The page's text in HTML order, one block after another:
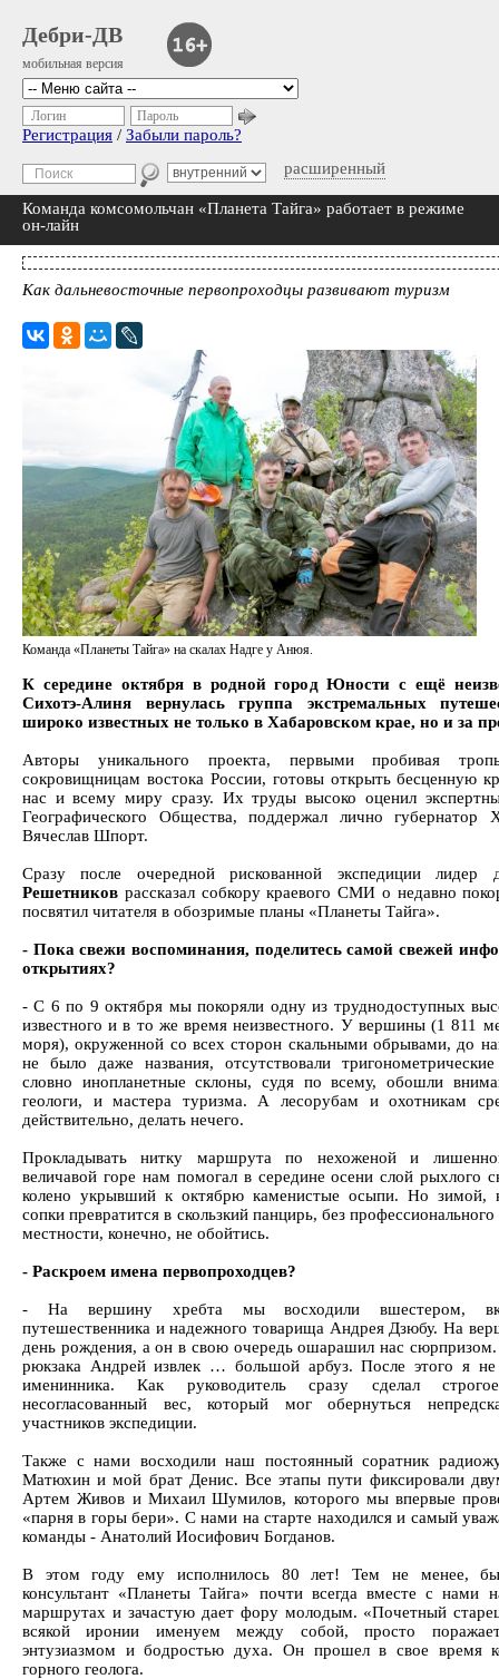
Дебри-ДВ
мобильная версия
расширенный
Логин Пароль
Регистрация / Забыли пароль?
Команда комсомольчан «Планета Тайга» работает в режиме
он-лайн
Как дальневосточные первопроходцы развивают туризм
Команда «Планеты Тайга» на скалах Надге у Анюя.
К середине октября в родной город Юности с ещё
Сихотэ-Алиня вернулась группа экстремальных
широко известных не только в Хабаровском крае, но и за
Авторы уникального проекта, первыми пробивая
сокровищницам востока России, готовы открыть бесценную
нас и всему миру сразу. Их труды высоко оценил
Географического Общества, поддержал лично губернатор
Вячеслав Шпорт.
Сразу после очередной рискованной экспедиции лидер
Решетников рассказал собкору краевого СМИ о недавно
посвятил читателя в обозримые планы «Планеты Тайга».
- Пока свежи воспоминания, поделитесь самой свежей
открытиях?
- С 6 по 9 октября мы покоряли одну из труднодоступных
известного и в то же время неизвестного. У вершины (1 811
моря), окруженной со всех сторон скальными обрывами, до
не было даже названия, отсутствовали
словно инопланетные склоны, судя по всему, обошли
геологи, и мастера туризма. А лесорубам и охотникам
действительно, делать нечего.
Прокладывать нитку маршрута по нехоженой и лишенной
величавой горе нам помогал в середине осени слой рыхлого
колено укрывший к октябрю каменистые осыпи. Но зимой,
сопки превратится в скользкий панцирь, без
местности, конечно, не обойтись.
- Раскроем имена первопроходцев?
- На вершину хребта мы восходили вшестером,
путешественника и надежного товарища Андрея Дзюбу. На
день рождения, а он в свою очередь ошарашил нас сюрпризом.
рюкзака Андрей извлек … большой арбуз. После этого я не
именинника. Как руководитель сразу сделал
несогласованный вес, который мог обернуться
участников экспедиции.
Также с нами восходили наш постоянный соратник
Матюхин и мой брат Денис. Все этапы пути фиксировали
Артем Живов и Михаил Шумилов, которого мы впервые
«парня в горы бери». С нами на старте находился и самый
команды - Анатолий Иосифович Богданов.
В этом году ему исполнилось 80 лет! Тем не менее,
консультант «Планеты Тайга» почти всегда вместе с нами
маршрутах и зачастую дает фору молодым. «Почетный
всякой иронии именуем между собой, просто
энтузиазмом и бодростью духа. Он прошел в свое время
горного геолога.